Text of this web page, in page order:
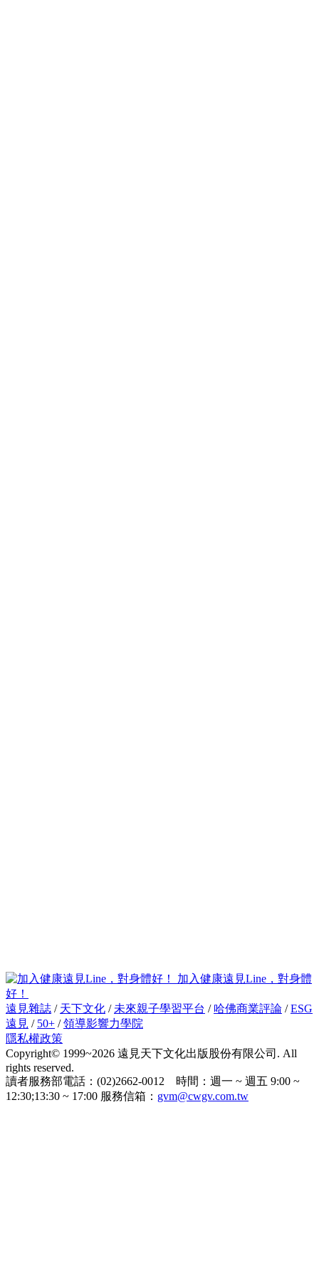
加入健康遠見Line，對身體
好！
遠見雜誌 / 天下文化 / 未來親子學習平台 / 哈佛商業評論 /ESG
遠見 / 50+ /領導影響力學院
隱私權政策
Copyright© 1999~2026 遠見天下文化出版股份有限公司. All
rights reserved.
讀者服務部電話：(02)2662-0012 時間：週一 ~ 週五 9:00 ~
12:30;13:30 ~ 17:00 服務信箱： gvm@cwgv.com.tw